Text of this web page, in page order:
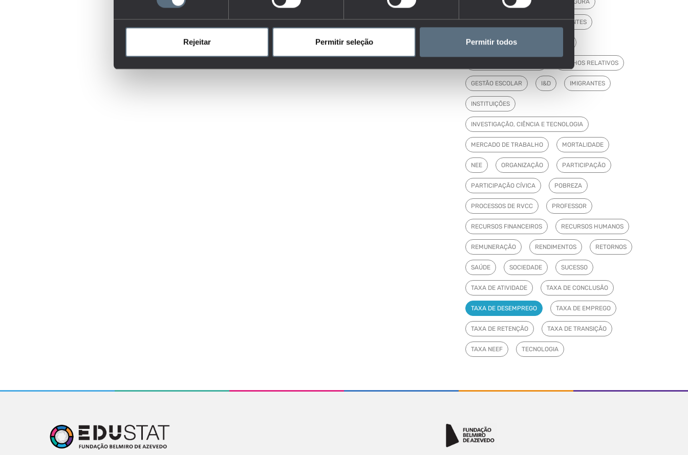
Rejeitar Permitir seleção Permitir todos
ESTABELECIMENTOS ESTUDANTES
FINANCIAMENTO
GANHOS RELATIVOS
GESTÃO ESCOLAR I&D IMIGRANTES
INSTITUIÇÕES
INVESTIGAÇÃO, CIÊNCIA E TECNOLOGIA
MERCADO DE TRABALHO MORTALIDADE
NEE ORGANIZAÇÃO PARTICIPAÇÃO
PARTICIPAÇÃO CÍVICA POBREZA
PROCESSOS DE RVCC PROFESSOR
RECURSOS FINANCEIROS RECURSOS HUMANOS
REMUNERAÇÃO RENDIMENTOS RETORNOS
SAÚDE SOCIEDADE SUCESSO
TAXA DE ATIVIDADE TAXA DE CONCLUSÃO
TAXA DE DESEMPREGO TAXA DE EMPREGO
TAXA DE RETENÇÃO TAXA DE TRANSIÇÃO
TAXA NEEF TECNOLOGIA